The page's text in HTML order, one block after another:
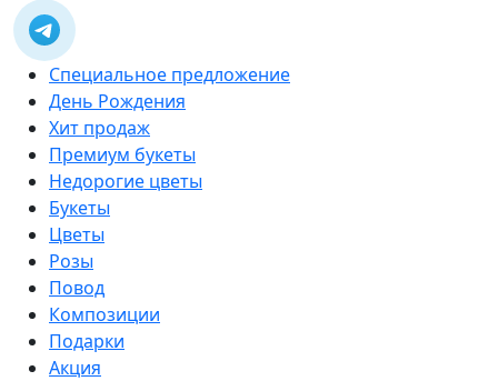
Специальное предложение
День Рождения
Хит продаж
Премиум букеты
Недорогие цветы
Букеты
Цветы
Розы
Повод
Композиции
Подарки
Акция